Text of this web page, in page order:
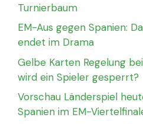
Turnierbaum
EM-Aus gegen Spanien:
endet im Drama
Gelbe Karten Regelung
wird ein Spieler gesperrt?
Vorschau Länderspiel
Spanien im EM-